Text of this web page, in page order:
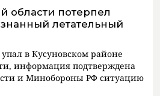
области потерпел
летательный
в Кусуновском районе
информация подтверждена
и Минобороны РФ ситуацию